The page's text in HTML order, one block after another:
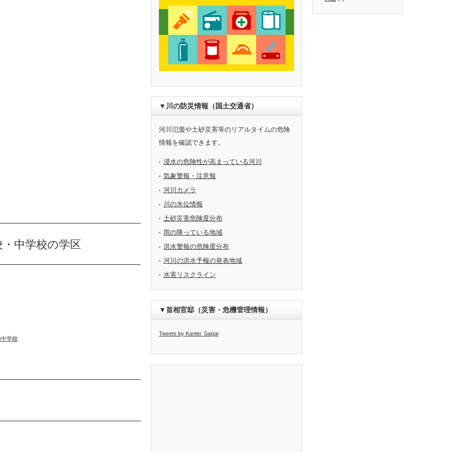
中学校の学区
学校
▼川の防災情報（国土交通省）
河川氾濫や土砂災害等のリアルタイムの危険
情報を確認できます。
浸水の危険性が高まっている河川
気象警報・注意報
河川カメラ
川の水位情報
土砂災害危険度分布
雨の降っている地域
洪水警報の危険度分布
河川の洪水予報の発表地域
水害リスクライン
▼首相官邸（災害・危機管理情報）
Tweets by Kantei_Saigai